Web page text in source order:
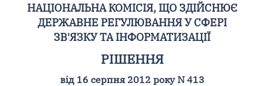
НАЦІОНАЛЬНА КОМІСІЯ, ЩО ЗДІЙСНЮЄ
ДЕРЖАВНЕ РЕГУЛЮВАННЯ У СФЕРІ
ЗВ'ЯЗКУ ТА ІНФОРМАТИЗАЦІЇ
РІШЕННЯ
від 16 серпня 2012 року N 413